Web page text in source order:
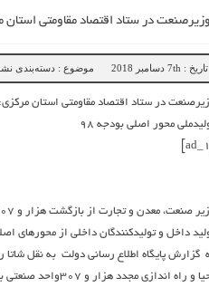
وزیرصنعت در ستاد اقتصاد مقاومتی استان مرکزی:احیا و راه‌اندازی مجدد ۳۰۰۰
تاریخ : 7th دسامبر 2018 موضوع : دسته‌بندی
محور اصلی بودجه ۹۸
داخل و تولیدکنندگان داخلی از محورهای
گزارش پایگاه اطلاع رسانی دولت به نقل